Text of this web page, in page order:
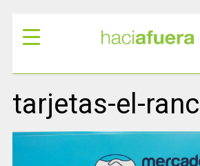
tarjetas-el-